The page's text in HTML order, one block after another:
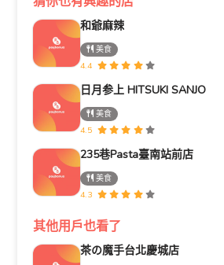
和爺麻辣​
美食
4.4
日月参上 HITSUKI SANJO
美食
4.5
235巷Pasta臺南站前店
美食
4.3
其他用戶也看了
茶の魔手台北慶城店